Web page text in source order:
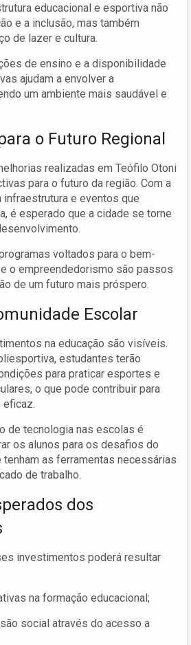
educacional e esportiva não
e a inclusão, mas também
de lazer e cultura.
de ensino e a disponibilidade
ajudam a envolver a
um ambiente mais saudável e
o Futuro Regional
realizadas em Teófilo Otoni
para o futuro da região. Com a
infraestrutura e eventos que
é esperado que a cidade se torne
voltados para o bem-
o empreendedorismo são passos
de um futuro mais próspero.
Escolar
na educação são visíveis.
estudantes terão
para praticar esportes e
o que pode contribuir para
eficaz.
de tecnologia nas escolas é
os alunos para os desafios do
tenham as ferramentas necessárias
de trabalho.
dos
investimentos poderá resultar
na formação educacional;
social através do acesso a